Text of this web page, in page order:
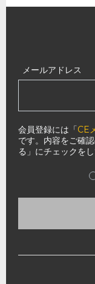
メールアドレス
会員登録には「CE
です。内容をご確
る」にチェックを